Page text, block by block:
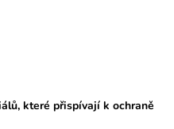
které přispívají k ochraně